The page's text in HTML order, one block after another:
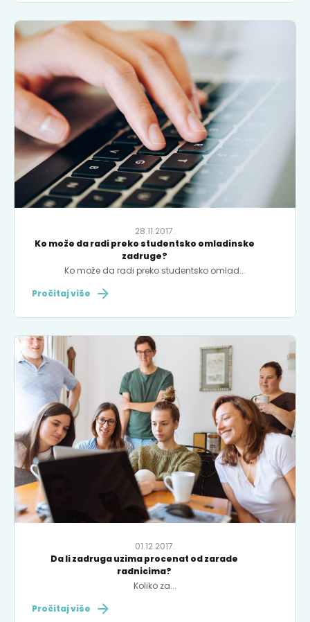
28.11.2017.
Ko može da radi preko studentsko omladinske
zadruge?
Ko može da radi preko studentsko omlad...
Pročitaj više
01.12.2017.
Da li zadruga uzima procenat od zarade
radnicima?
Koliko za...
Pročitaj više